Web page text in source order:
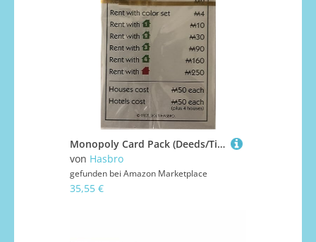
Monopoly Card Pack (Deeds/Titles, Chance, Community Chest) - New Monopoly Currency Symbol
von Hasbro
gefunden bei Amazon Marketplace
35,55 €